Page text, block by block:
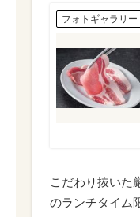
フォトギャラリー
こだわり抜いた
のランチタイム